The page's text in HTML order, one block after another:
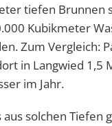
tiefen Brunnen
Kubikmeter
Zum Vergleich:
in Langwied 1,5
im Jahr.
aus solchen Tiefen